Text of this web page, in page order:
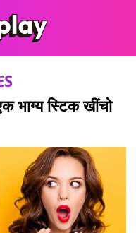
भाग्य स्टिक खींचो